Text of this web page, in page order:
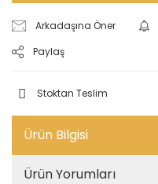
Arkadaşına Öner
Paylaş
Stoktan Teslim
Ürün Bilgisi
Ürün Yorumları